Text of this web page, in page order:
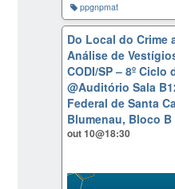
ppgnpmat
Do Local do Crime
Análise de
CODI/SP – 8º Ciclo
@Auditório Sala
Federal de Santa
Blumenau, Bloco B
out 10@18:30